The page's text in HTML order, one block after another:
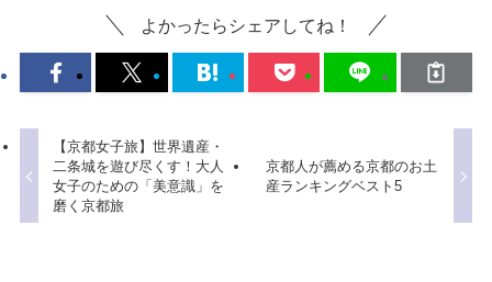
よかったらシェアしてね！
【京都女子旅】世界遺産・
二条城を遊び尽くす！大人
女子のための「美意識」を
磨く京都旅
京都人が薦める京都のお土
産ランキングベスト5